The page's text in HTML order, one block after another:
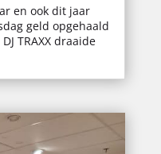
en ook dit jaar
geld opgehaald
TRAXX draaide